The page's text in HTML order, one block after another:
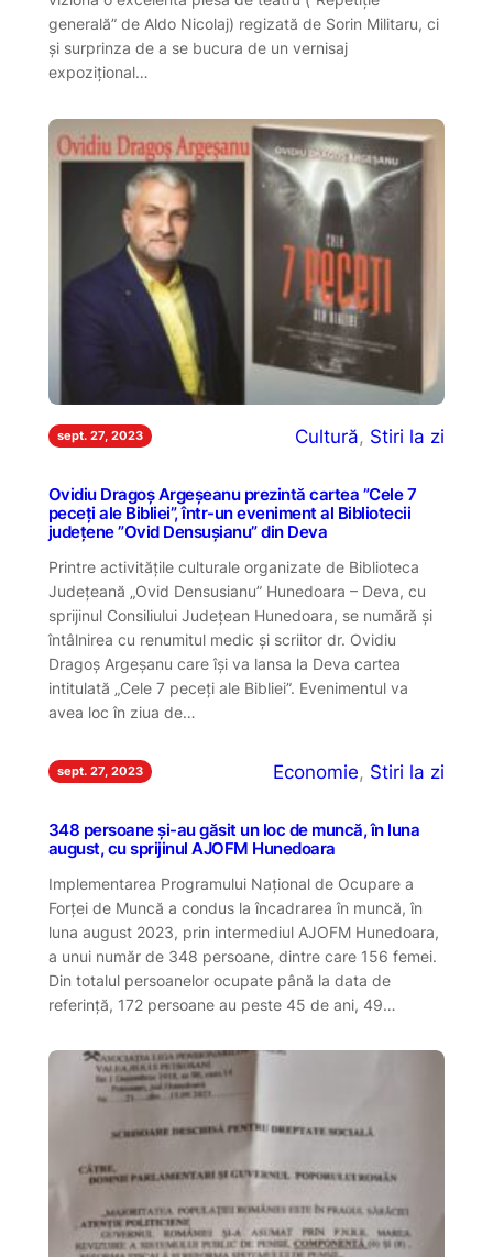
generală” de Aldo Nicolaj) regizată de Sorin Militaru, ci
și surprinza de a se bucura de un vernisaj
expozițional…
sept. 27, 2023 Cultură, Stiri la zi
Ovidiu Dragoș Argeșeanu prezintă cartea ”Cele 7
peceți ale Bibliei”, într-un eveniment al Bibliotecii
județene ”Ovid Densușianu” din Deva
Printre activitățile culturale organizate de Biblioteca
Județeană „Ovid Densusianu” Hunedoara – Deva, cu
sprijinul Consiliului Județean Hunedoara, se numără și
întâlnirea cu renumitul medic și scriitor dr. Ovidiu
Dragoș Argeșanu care își va lansa la Deva cartea
intitulată „Cele 7 peceți ale Bibliei”. Evenimentul va
avea loc în ziua de…
sept. 27, 2023 Economie, Stiri la zi
348 persoane şi-au găsit un loc de muncă, în luna
august, cu sprijinul AJOFM Hunedoara
Implementarea Programului Naţional de Ocupare a
Forţei de Muncă a condus la încadrarea în muncă, în
luna august 2023, prin intermediul AJOFM Hunedoara,
a unui număr de 348 persoane, dintre care 156 femei.
Din totalul persoanelor ocupate până la data de
referință, 172 persoane au peste 45 de ani, 49…